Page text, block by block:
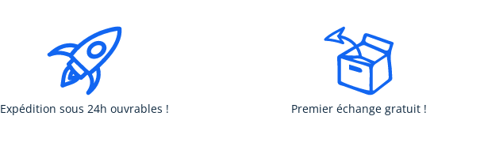
Expédition sous 24h ouvrables ! Premier échange gratuit !